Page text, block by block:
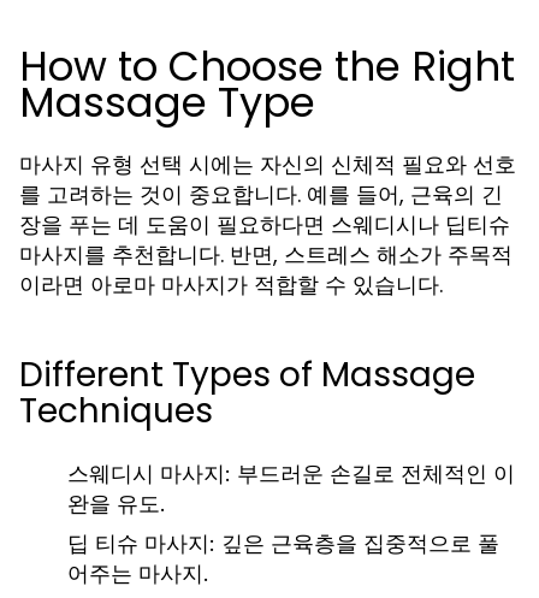
How to Choose the Right
Massage Type
마사지 유형 선택 시에는 자신의 신체적 필요와 선호
를 고려하는 것이 중요합니다. 예를 들어, 근육의 긴
장을 푸는 데 도움이 필요하다면 스웨디시나 딥티슈
마사지를 추천합니다. 반면, 스트레스 해소가 주목적
이라면 아로마 마사지가 적합할 수 있습니다.
Different Types of Massage
Techniques
스웨디시 마사지: 부드러운 손길로 전체적인 이
완을 유도.
딥 티슈 마사지: 깊은 근육층을 집중적으로 풀
어주는 마사지.